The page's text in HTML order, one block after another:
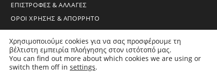
ΕΠΙΣΤΡΟΦΕΣ & ΑΛΛΑΓΕΣ
ΟΡΟΙ ΧΡΗΣΗΣ & ΑΠΟΡΡΗΤΟ
Copyright 2026 - BoraHome - All Rights Reserved
Χρησιμοποιούμε cookies για να σας προσφέρουμε τη
βέλτιστη εμπειρία πλοήγησης στον ιστότοπό μας.
You can find out more about which cookies we are using or
switch them off in settings.